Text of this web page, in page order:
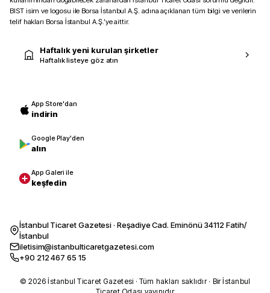
BIST isim ve logosu ile Borsa İstanbul A.Ş. adına açıklanan tüm bilgi ve verilerin
telif hakları Borsa İstanbul A.Ş.’ye aittir.
Haftalık yeni kurulan şirketler
Haftalık listeye göz atın
App Store'dan
indirin
Google Play'den
alın
App Galeri ile
keşfedin
İstanbul Ticaret Gazetesi · Reşadiye Cad. Eminönü 34112 Fatih/
İstanbul
iletisim@istanbulticaretgazetesi.com
+90 212 467 65 15
© 2026 İstanbul Ticaret Gazetesi · Tüm hakları saklıdır · Bir İstanbul